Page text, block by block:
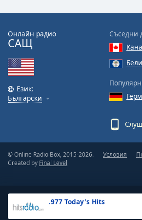
Text
Opacity
Background
.977 Today's Hits
Онлайн радио
САЩ
Език:
Български
Съседни
© Online Radio Box, 2015-2026.
Created by Final Level
Условия